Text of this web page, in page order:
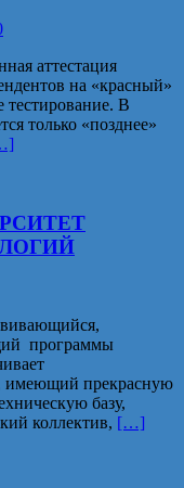
аттестация
на «красный»
тестирование. В
только «позднее»
программы
имеющий прекрасную
базу,
коллектив, […]